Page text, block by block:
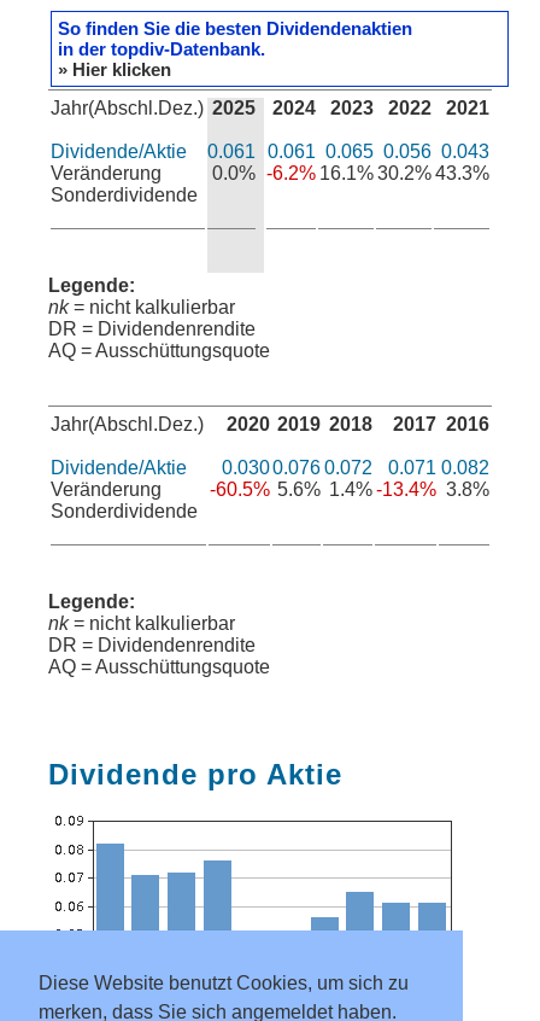
Diese Website benutzt Cookies, um sich zu
merken, dass Sie sich angemeldet haben.
So finden Sie die besten Dividendenaktien
in der topdiv-Datenbank.
» Hier klicken
Jahr(Abschl.Dez.)
Dividende/Aktie
Veränderung
Sonderdividende
2025
0.061
0.0%
2024
0.061
-6.2%
2023
0.065
16.1%
2022
0.056
30.2%
2021
0.043
43.3%
Legende:
nk= nicht kalkulierbar
DR = Dividendenrendite
AQ = Ausschüttungsquote
Jahr(Abschl.Dez.)
Dividende/Aktie
Veränderung
Sonderdividende
2020
0.030
-60.5%
2019
0.076
5.6%
2018
0.072
1.4%
2017
0.071
-13.4%
2016
0.082
3.8%
Legende:
nk= nicht kalkulierbar
DR = Dividendenrendite
AQ = Ausschüttungsquote
Dividende pro Aktie